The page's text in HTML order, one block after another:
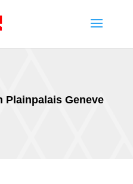
Plainpalais Geneve